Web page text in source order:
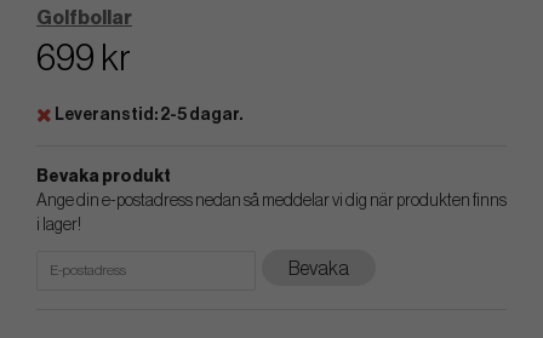
Golfbollar
699 kr
Leveranstid: 2-5 dagar.
Bevaka produkt
Ange din e-postadress nedan så meddelar vi dig när produkten finns
i lager!
Bevaka